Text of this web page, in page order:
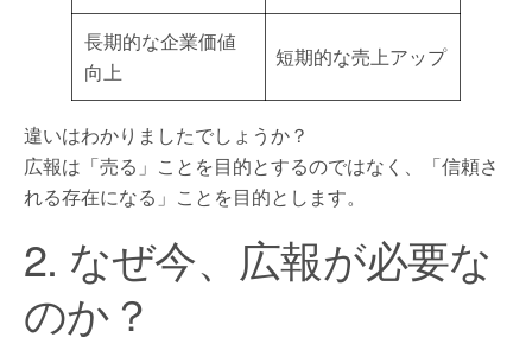
長期的な企業価値
向上
短期的な売上アップ
違いはわかりましたでしょうか？
広報は「売る」ことを目的とするのではなく、「信頼さ
れる存在になる」ことを目的とします。
2. なぜ今、広報が必要な
のか？